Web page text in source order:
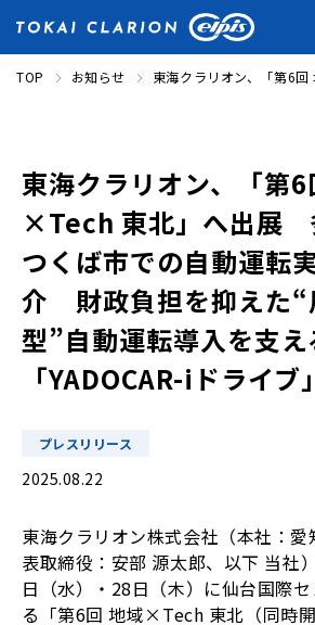
TOP お知らせ 東海クラリオン、「第6
東海クラリオン、「第6
×Tech 東北」へ出展
つくば市での自動運転
介 財政負担を抑えた“
型”自動運転導入を支え
「YADOCAR-iドライブ」
プレスリリース
2025.08.22
東海クラリオン株式会社（本社：
表取締役：安部 源太郎、以下 当社
日（水）・28日（木）に仙台国際
る「第6回 地域×Tech 東北（同時